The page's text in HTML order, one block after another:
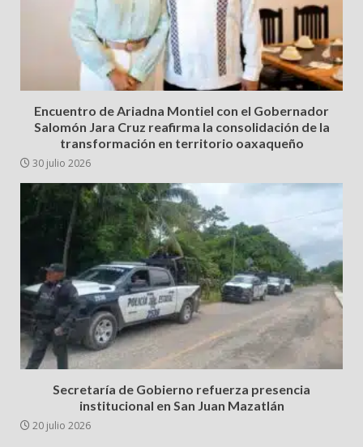
Encuentro de Ariadna Montiel con el Gobernador
Salomón Jara Cruz reafirma la consolidación de la
transformación en territorio oaxaqueño
30 julio 2026
Secretaría de Gobierno refuerza presencia
institucional en San Juan Mazatlán
20 julio 2026